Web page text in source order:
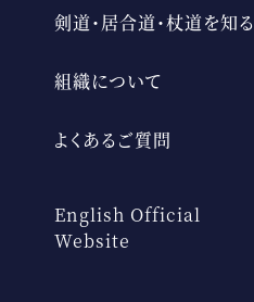
剣道・居合道・杖道を知る
組織について
よくあるご質問
English Official
Website